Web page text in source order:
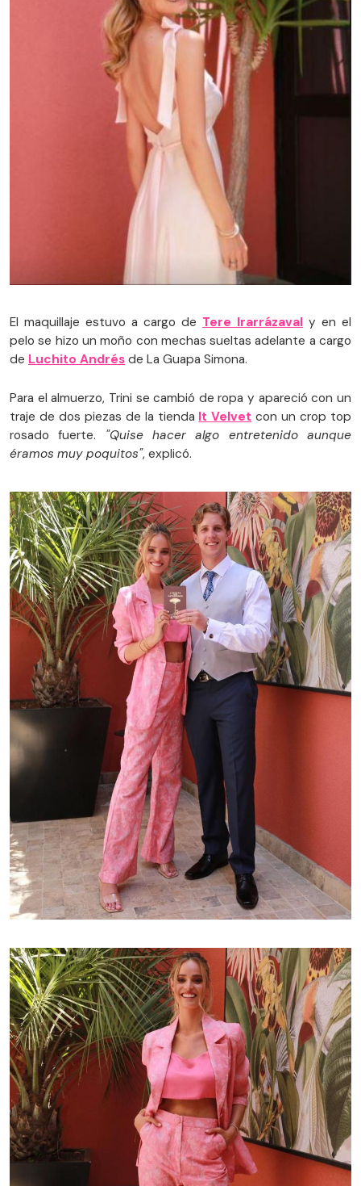
El maquillaje estuvo a cargo de Tere Irarrázaval y en el
pelo se hizo un moño con mechas sueltas adelante a cargo
de Luchito Andrés de La Guapa Simona.
Para el almuerzo, Trini se cambió de ropa y apareció con un
traje de dos piezas de la tienda It Velvet con un crop top
rosado fuerte. "Quise hacer algo entretenido aunque
éramos muy poquitos", explicó.